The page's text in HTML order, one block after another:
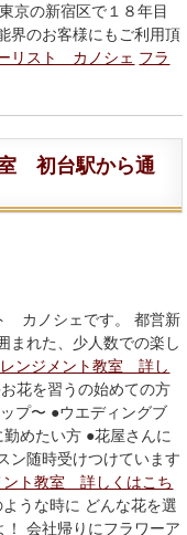
京の新宿区で１８年目
界のお客様にもご利用頂
リスト カノシェ フラ
初台駅から通
カノシェです。 都営新
まれた、少人数での楽し
ンジメント教室 詳し
を習うの始めての方
プ〜 ●ウエディングブ
めたい方 ●花屋さんに
ン随時受けつけています
ント教室 詳しくはこち
うな時に どんな花を選
会社帰りにフラワーア